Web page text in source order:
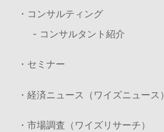
・コンサルティング
- コンサルタント紹介
・セミナー
・経済ニュース（ワイズニュース）
・市場調査（ワイズリサーチ）